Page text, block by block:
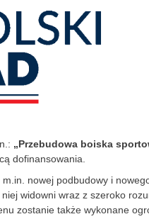
„Przebudowa boiska
dofinansowania.
nowej podbudowy i
widowni wraz z szeroko
zostanie także wykonane